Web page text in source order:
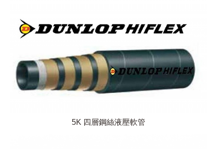
5K 四層鋼絲液壓軟管